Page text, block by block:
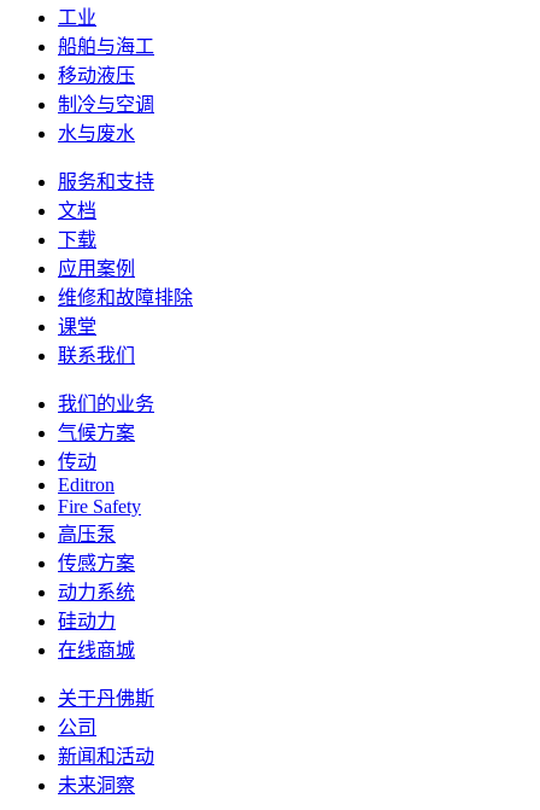
工业
船舶与海工
移动液压
制冷与空调
水与废水
服务和支持
文档
下载
应用案例
维修和故障排除
课堂
联系我们
我们的业务
气候方案
传动
Editron
Fire Safety
高压泵
传感方案
动力系统
硅动力
在线商城
关于丹佛斯
公司
新闻和活动
未来洞察